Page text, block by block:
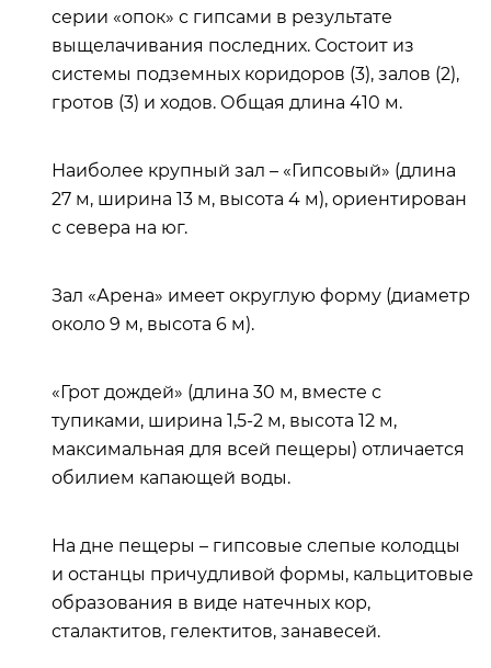
серии «опок» с гипсами в результате
выщелачивания последних. Состоит из
системы подземных коридоров (3), залов (2),
гротов (3) и ходов. Общая длина 410 м.
Наиболее крупный зал – «Гипсовый» (длина
27 м, ширина 13 м, высота 4 м), ориентирован
с севера на юг.
Зал «Арена» имеет округлую форму (диаметр
около 9 м, высота 6 м).
«Грот дождей» (длина 30 м, вместе с
тупиками, ширина 1,5-2 м, высота 12 м,
максимальная для всей пещеры) отличается
обилием капающей воды.
На дне пещеры – гипсовые слепые колодцы
и останцы причудливой формы, кальцитовые
образования в виде натечных кор,
сталактитов, гелектитов, занавесей.